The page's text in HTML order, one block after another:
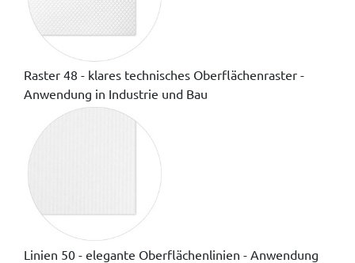
Raster 48 - klares technisches Oberflächenraster -
Anwendung in Industrie und Bau
Linien 50 - elegante Oberflächenlinien - Anwendung